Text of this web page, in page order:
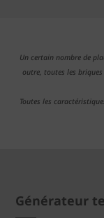
Un certain nombre de
outre, toutes les
Toutes les
Générateur